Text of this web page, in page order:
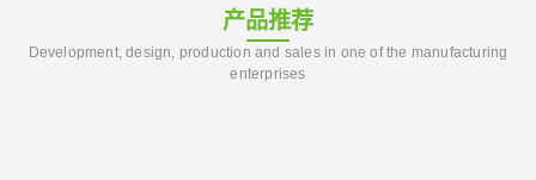
产品推荐
Development, design, production and sales in one of the manufacturing
enterprises